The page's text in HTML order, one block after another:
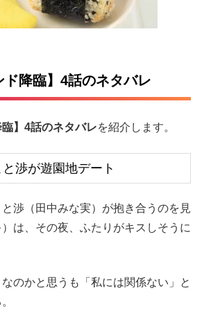
ド降臨】4話のネタバレ
臨】4話のネタバレを紹介します。
渉が遊園地デート
渉（田中みな実）が抱き合うのを見
は、その夜、ふたりがキスしそうに
のかと思うも「私には関係ない」と